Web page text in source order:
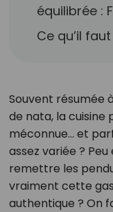
équilibrée :
Ce qu’il
Souvent résumée
de nata, la
méconnue… et
assez variée ?
remettre les
vraiment cette
authentique ? On